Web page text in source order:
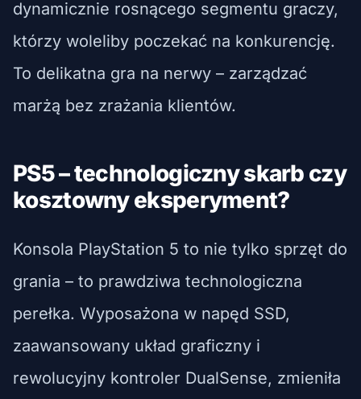
dynamicznie rosnącego segmentu graczy,
którzy woleliby poczekać na konkurencję.
To delikatna gra na nerwy – zarządzać
marżą bez zrażania klientów.
PS5 – technologiczny skarb czy
kosztowny eksperyment?
Konsola PlayStation 5 to nie tylko sprzęt do
grania – to prawdziwa technologiczna
perełka. Wyposażona w napęd SSD,
zaawansowany układ graficzny i
rewolucyjny kontroler DualSense, zmieniła